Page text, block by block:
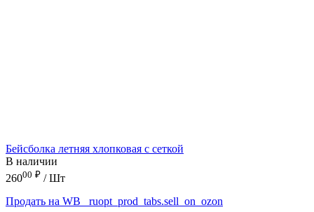
Бейсболка летняя хлопковая с сеткой
В наличии
26000 ₽ / Шт
Продать на WB
_ruopt_prod_tabs.sell_on_ozon